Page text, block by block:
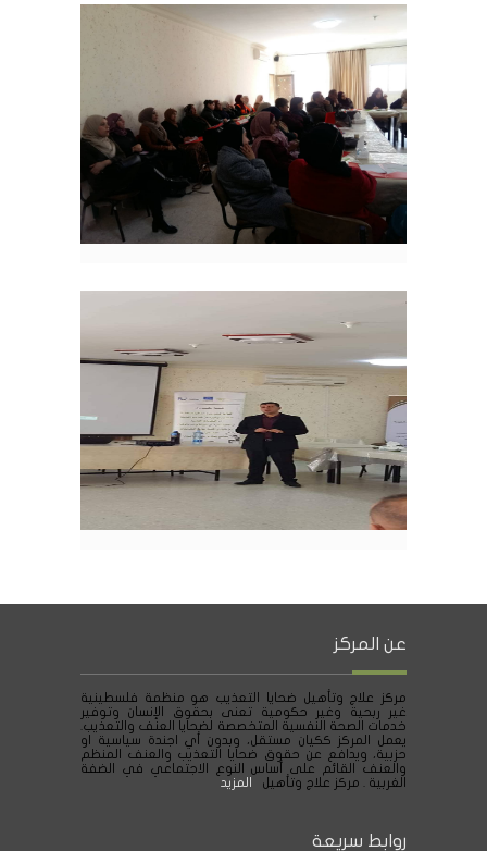
عن المركز
مركز علاج وتأهيل ضحايا التعذيب هو منظمة فلسطينية
غير ربحية وغير حكومية تعنى بحقوق الإنسان وتوفير
خدمات الصحة النفسية المتخصصة لضحايا العنف والتعذيب.
يعمل المركز ككيان مستقل، وبدون أي اجندة سياسية او
حزبية، ويدافع عن حقوق ضحايا التعذيب والعنف المنظم
والعنف القائم على أساس النوع الاجتماعي في الضفة
الغربية . مركز علاج وتأهيل
المزيد
روابط سريعة